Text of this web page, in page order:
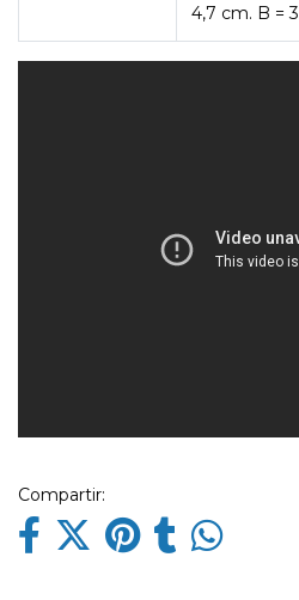
4,7 cm. B =
Compartir: